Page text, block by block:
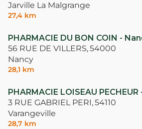
Jarville La Malgrange
27,4 km
PHARMACIE DU BON COIN -
56 RUE DE VILLERS,54000
Nancy
28,1 km
PHARMACIE LOISEAU
3 RUE GABRIEL PERI,54110
Varangeville
28,7 km